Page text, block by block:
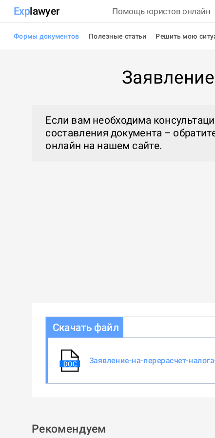
Explawyer Помощь юристов онлайн
Формы документов Полезные статьи Решить мою
Если вам необходима
составления документа –
онлайн на нашем сайте.
Скачать файл
Заявление-на-перерасчет-
Рекомендуем